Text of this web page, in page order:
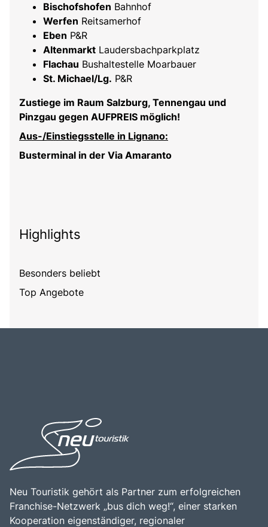
Bischofshofen Bahnhof
Werfen Reitsamerhof
Eben P&R
Altenmarkt Laudersbachparkplatz
Flachau Bushaltestelle Moarbauer
St. Michael/Lg. P&R
Zustiege im Raum Salzburg, Tennengau und
Pinzgau gegen AUFPREIS möglich!
Aus-/Einstiegsstelle in Lignano:
Busterminal in der Via Amaranto
Highlights
Besonders beliebt
Top Angebote
Neu Touristik gehört als Partner zum erfolgreichen
Franchise-Netzwerk „bus dich weg!“, einer starken
Kooperation eigenständiger, regionaler